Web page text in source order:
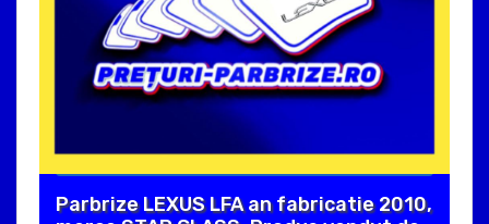
Parbrize LEXUS LFA an fabricatie 2010,